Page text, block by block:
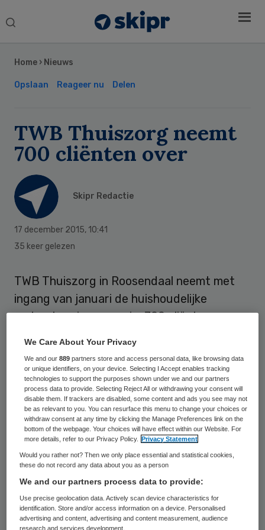
Search
Home › Nieuws
Opslaan Reageer nu Delen
TWB Thuiszorg neemt
700 cliënten over
Skipr Redactie
17 december 2015, 10:41
35 keer gelezen
TWB Thuiszorg in Roosendaal neemt met
ingang van januari de huishoudelijke
ondersteuning van ruim 700 cliënten van
medewerkers over naar TWB.
Van Groenhuysen betreft het 19
medewerkers en 120 cliënten uit de
gemeente Rucphen. Surplus vertrouwt de
zorg van 600 cliënten uit Moerdijk toe aan
TWB. Van de Zevenbergse zorgorganisatie
gaan circa 43 medewerkers mee over naar
TWB. Met de overdracht wordt TWBéén
van de grootste aanbieders van
Sidebar
We Care About Your Privacy
We and our889 partners store and access personal data, like browsing data
or unique identifiers, on your device. Selecting I Accept enables tracking
technologies to support the purposes shown under we and our partners
process data to provide. Selecting Reject All or withdrawing your consent will
disable them. If trackers are disabled, some content and ads you see may not
be as relevant to you. You can resurface this menu to change your choices or
withdraw consent at any time by clicking the Manage Preferences link on the
bottom of the webpage. Your choices will have effect within our Website. For
more details, refer to our Privacy Policy.
Privacy Statement
Would you rather not? Then we only place essential and statistical cookies,
these do not record any data about you as a person
We and our partners process data to provide:
Use precise geolocation data. Actively scan device characteristics for
identification. Store and/or access information on a device. Personalised
advertising and content, advertising and content measurement, audience
research and services development.